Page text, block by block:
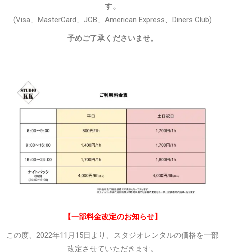
す。
(Visa、MasterCard、JCB、American Express、Diners Club)
予めご了承くださいませ。
【一部料金改定のお知らせ】
この度、2022年11月15日より、スタジオレンタルの価格を一部
改定させていただきます。